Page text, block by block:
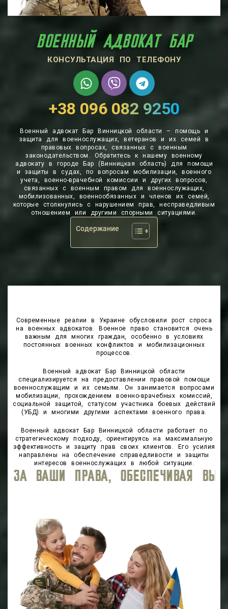
ВОЕННЫЙ АДВОКАТ БАР
КОНСУЛЬТАЦИЯ ПО ТЕЛЕФОНУ
+38 096 082 9250
Военный адвокат Бар Винницкой области – помощь и
защита для военнослужащих, ветеранов и их семей в
правовых вопросах, связанных с военным
законодательством. Обратитесь к нашему военному
адвокату в городе Бар (Винницкая область) для помощи
и защиты в судах, по вопросам мобилизации, военного
учета, военно-врачебной комиссии и других вопросов,
связанных с военным правом для военнослужащих,
мобилизованных, военнообязанных и членов их семей,
которые столкнулись с нарушением прав, несправедливым
отношением или другими спорными ситуациями.
Содержание
Современные реалии в Украине обусловили рост спроса
на военных адвокатов. Военное право становится очень
важным для многих граждан, особенно в условиях
постоянных военных конфликтов и мобилизационных
процессов.
Военный адвокат Бар Винницкой области
специализируется на предоставлении правовой помощи
военнослужащим и их семьям. Он занимается вопросами
мобилизации, прохождением военно-врачебных комиссий,
социальной защитой, статусом участника боевых действий
(УБД) и многими другими аспектами военного права.
Военный адвокат Бар Винницкой области работает по
стратегическому подходу, ориентируясь на максимальную
эффективность и защиту прав своих клиентов. Его усилия
направлены на обеспечение справедливости и защиты
интересов военнослужащих в любой ситуации.
ВЫСОКИЙ УРОВЕНЬ